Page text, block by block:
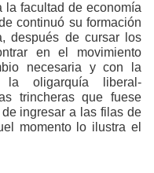
la facultad de economía
continuó su formación
después de cursar los
en el movimiento
necesaria y con la
oligarquía liberal-
trincheras que fuese
ingresar a las filas de
momento lo ilustra el